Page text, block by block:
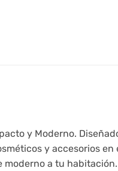
y Moderno.
y accesorios en
moderno a tu habitación.